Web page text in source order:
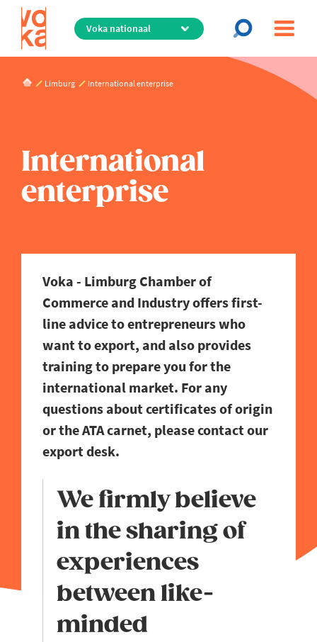
Overslaan
de
inhoud
Limburg International enterprise
International
enterprise
Voka - Limburg Chamber of
Commerce and Industry offers first-
line advice to entrepreneurs who
want to export, and also provides
training to prepare you for the
international market. For any
questions about certificates of origin
or the ATA carnet, please contact our
export desk.
We firmly believe
in the sharing of
experiences
between like-
minded